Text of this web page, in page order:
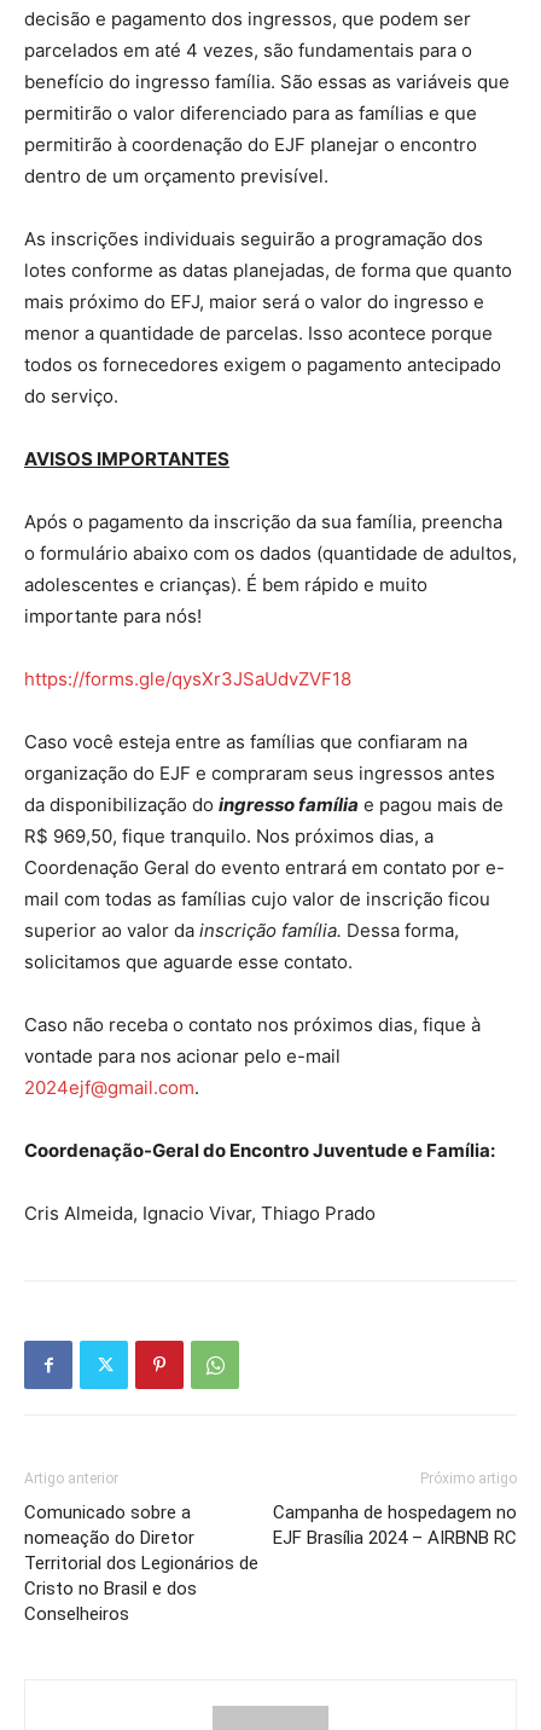
decisão e pagamento dos ingressos, que podem ser
parcelados em até 4 vezes, são fundamentais para o
benefício do ingresso família. São essas as variáveis que
permitirão o valor diferenciado para as famílias e que
permitirão à coordenação do EJF planejar o encontro
dentro de um orçamento previsível.
As inscrições individuais seguirão a programação dos
lotes conforme as datas planejadas, de forma que quanto
mais próximo do EFJ, maior será o valor do ingresso e
menor a quantidade de parcelas. Isso acontece porque
todos os fornecedores exigem o pagamento antecipado
do serviço.
AVISOS IMPORTANTES
Após o pagamento da inscrição da sua família, preencha
o formulário abaixo com os dados (quantidade de adultos,
adolescentes e crianças). É bem rápido e muito
importante para nós!
https://forms.gle/qysXr3JSaUdvZVF18
Caso você esteja entre as famílias que confiaram na
organização do EJF e compraram seus ingressos antes
da disponibilização do ingresso família e pagou mais de
R$ 969,50, fique tranquilo. Nos próximos dias, a
Coordenação Geral do evento entrará em contato por e-
mail com todas as famílias cujo valor de inscrição ficou
superior ao valor da inscrição família. Dessa forma,
solicitamos que aguarde esse contato.
Caso não receba o contato nos próximos dias, fique à
vontade para nos acionar pelo e-mail
2024ejf@gmail.com.
Coordenação-Geral do Encontro Juventude e Família:
Cris Almeida, Ignacio Vivar, Thiago Prado
Artigo anterior
Comunicado sobre a
nomeação do Diretor
Territorial dos Legionários de
Cristo no Brasil e dos
Conselheiros
Próximo artigo
Campanha de hospedagem no
EJF Brasília 2024 – AIRBNB RC